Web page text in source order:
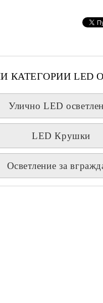
КАТЕГОРИИ LED
Улично LED
LED Крушки
Осветление за